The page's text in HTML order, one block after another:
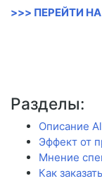
>>> ПЕРЕЙТИ
Разделы:
Описание
Эффект от
Мнение
Как